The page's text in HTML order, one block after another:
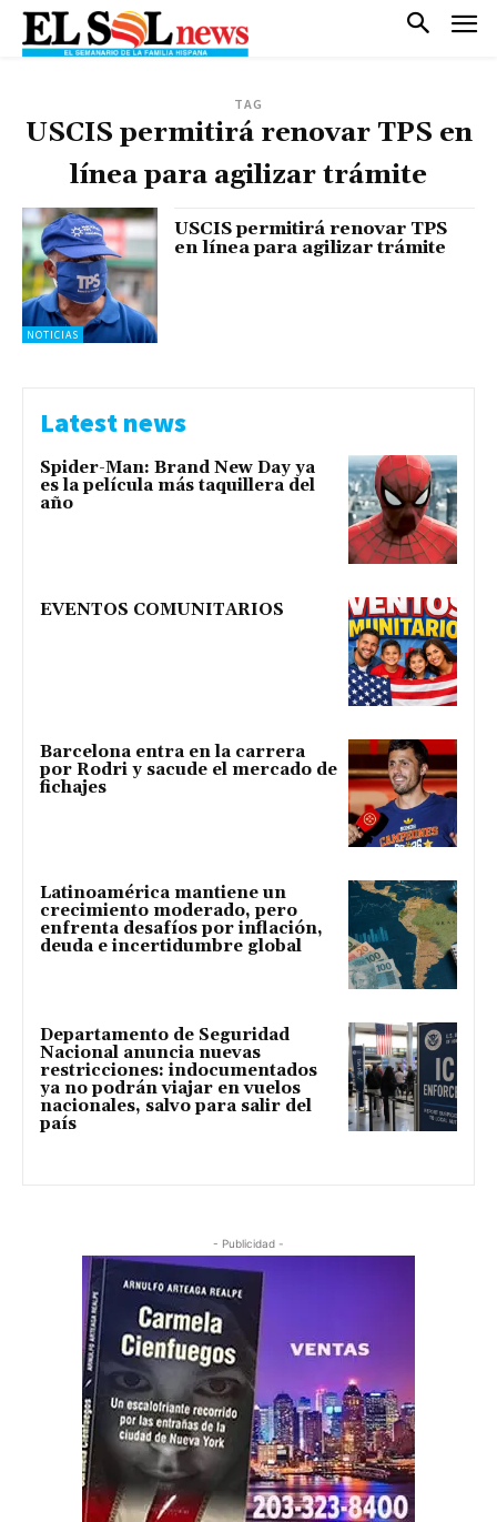
TAG
USCIS permitirá renovar TPS en
línea para agilizar trámite
NOTICIAS
USCIS permitirá renovar TPS
en línea para agilizar trámite
Latest news
Spider-Man: Brand New Day ya
es la película más taquillera del
año
EVENTOS COMUNITARIOS
Barcelona entra en la carrera
por Rodri y sacude el mercado de
fichajes
Latinoamérica mantiene un
crecimiento moderado, pero
enfrenta desafíos por inflación,
deuda e incertidumbre global
Departamento de Seguridad
Nacional anuncia nuevas
restricciones: indocumentados
ya no podrán viajar en vuelos
nacionales, salvo para salir del
país
- Publicidad -